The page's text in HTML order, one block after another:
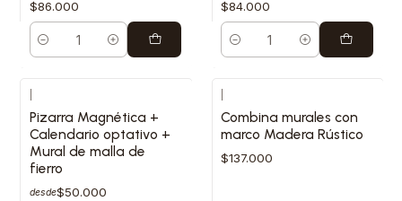
$86.000
Cantidad
$84.000
Cantidad
Pizarra Magnética +
Calendario optativo +
Mural de malla de
fierro
desde$50.000
Combina murales con
marco Madera Rústico
$137.000